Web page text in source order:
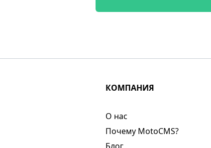
КОМПАНИЯ
О нас​
Почему MotoCMS?